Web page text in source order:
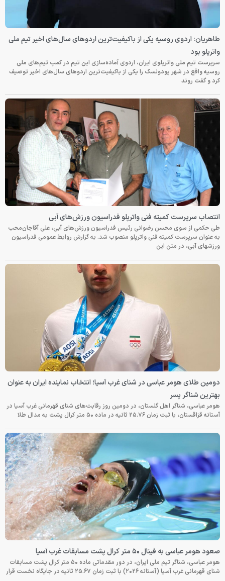
طاهریان: اردوی روسیه یکی از باکیفیت‌ترین اردوهای سال‌های اخیر تیم ملی
واترپلو بود
سرپرست تیم ملی واترپلوی ایران، اردوی آماده‌سازی این تیم در کمپ تیم‌های ملی
روسیه واقع در شهر پودولسک را یکی از باکیفیت‌ترین اردوهای سال‌های اخیر توصیف
کرد و گفت روند
انتصاب سرپرست کمیته فنی واترپلو فدراسیون ورزش‌های آبی
طی حکمی از سوی محسن رضوانی رئیس فدراسیون ورزش‌های آبی، علی آقاجان‌محب
به عنوان سرپرست کمیته فنی واترپلو منصوب شد. به گزارش روابط عمومی فدراسیون
ورزشهای آبی، در متن این
دومین طلای هومر عباسی در شنای غرب آسیا؛ انتخاب نماینده ایران به عنوان
بهترین شناگر پسر
هومر عباسی، شناگر اهل گلستان، در دومین روز رقابت‌های شنای قهرمانی غرب آسیا در
آستانه قزاقستان، با ثبت زمان ۲۵.۷۶ ثانیه در ماده ۵۰ متر کرال پشت به مدال طلا
صعود هومر عباسی به فینال ۵۰ متر کرال پشت مسابقات غرب آسیا
هومر عباسی، شناگر تیم ملی ایران، در دور مقدماتی ماده ۵۰ متر کرال پشت مسابقات
شنای قهرمانی غرب آسیا (آستانه ۲۰۲۶) با ثبت زمان ۲۵.۶۷ ثانیه در جایگاه نخست قرار